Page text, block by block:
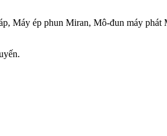
Máy ép phun Miran, Mô-đun máy